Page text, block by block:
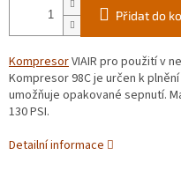
Přidat do
KompresorVIAIR pro použití v
Kompresor 98C je určen k
umožňuje opakované sepnutí.
130 PSI.
Detailní informace